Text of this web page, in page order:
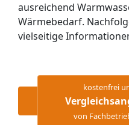
ausreichend
Wärmebedarf.
vielseitige
kostenfrei
von